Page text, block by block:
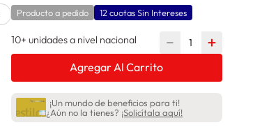
Producto a pedido 12 cuotas Sin Intereses
10+ unidades a nivel nacional ＋
－
Agregar Al Carrito
¡Un mundo de beneficios para ti!
¿Aún no la tienes? ¡Solicítala aquí!